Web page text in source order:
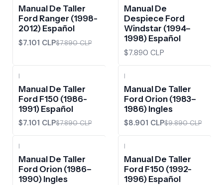
Manual De Taller
Ford Ranger (1998-
2012) Español
$7.101 CLP$7.890 CLP
Manual De
Despiece Ford
Windstar (1994–
1998) Español
$7.890 CLP
|
Manual De Taller
Ford F150 (1986-
1991) Español
$7.101 CLP$7.890 CLP
|
Manual De Taller
Ford Orion (1983–
1986) Ingles
$8.901 CLP$9.890 CLP
|
Manual De Taller
Ford Orion (1986–
1990) Ingles
|
Manual De Taller
Ford F150 (1992-
1996) Español